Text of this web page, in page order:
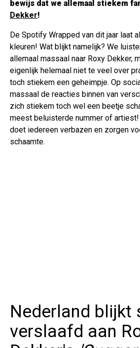
bewijs dat we allemaal stiekem
Dekker!
De Spotify Wrapped van dit jaar laat
kleuren! Wat blijkt namelijk? We
allemaal massaal naar Roxy Dekker,
eigenlijk helemaal niet te veel over
toch stiekem een geheimpje. Op
massaal de reacties binnen van
zich stiekem toch wel een beetje
meest beluisterde nummer of
doet iedereen verbazen en zorgen
schaamte.
Nederland blijkt
verslaafd aan